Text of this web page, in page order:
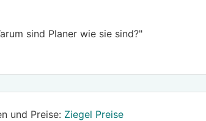
sind Planer wie sie sind?"
und Preise: Ziegel Preise